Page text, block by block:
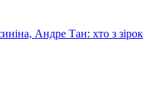
Андре Тан: хто з зірок